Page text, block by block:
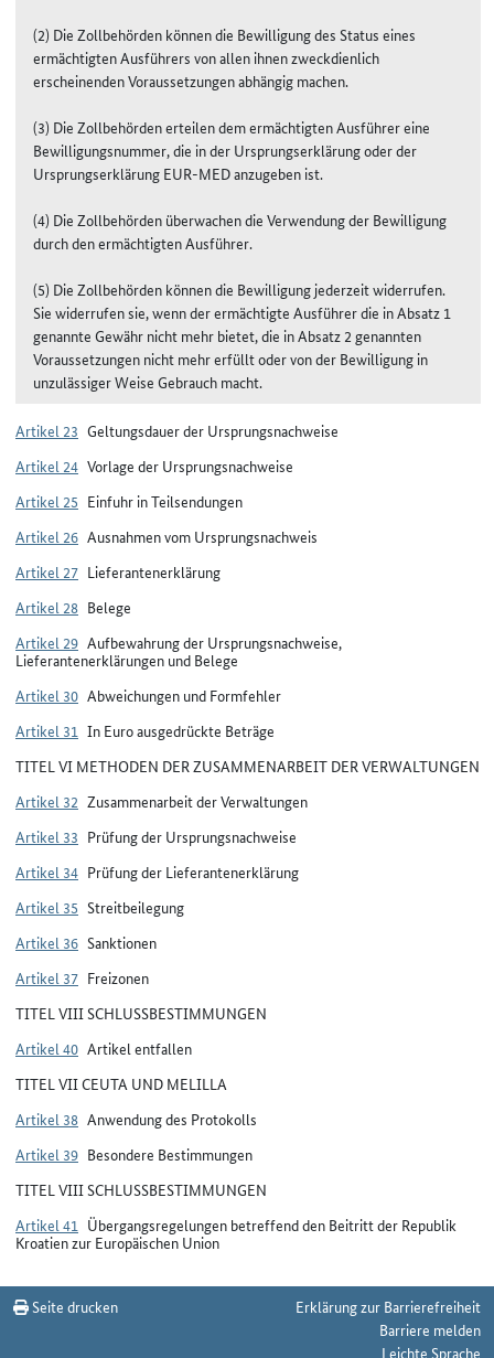
(2) Die Zollbehörden können die Bewilligung des Status eines
ermächtigten Ausführers von allen ihnen zweckdienlich
erscheinenden Voraussetzungen abhängig machen.
(3) Die Zollbehörden erteilen dem ermächtigten Ausführer eine
Bewilligungsnummer, die in der Ursprungserklärung oder der
Ursprungserklärung EUR-MED anzugeben ist.
(4) Die Zollbehörden überwachen die Verwendung der Bewilligung
durch den ermächtigten Ausführer.
(5) Die Zollbehörden können die Bewilligung jederzeit widerrufen.
Sie widerrufen sie, wenn der ermächtigte Ausführer die in Absatz 1
genannte Gewähr nicht mehr bietet, die in Absatz 2 genannten
Voraussetzungen nicht mehr erfüllt oder von der Bewilligung in
unzulässiger Weise Gebrauch macht.
Artikel 23 Geltungsdauer der Ursprungsnachweise
Artikel 24 Vorlage der Ursprungsnachweise
Artikel 25 Einfuhr in Teilsendungen
Artikel 26 Ausnahmen vom Ursprungsnachweis
Artikel 27 Lieferantenerklärung
Artikel 28 Belege
Artikel 29 Aufbewahrung der Ursprungsnachweise,
Lieferantenerklärungen und Belege
Artikel 30 Abweichungen und Formfehler
Artikel 31 In Euro ausgedrückte Beträge
TITEL VI METHODEN DER ZUSAMMENARBEIT DER VERWALTUNGEN
Artikel 32 Zusammenarbeit der Verwaltungen
Artikel 33 Prüfung der Ursprungsnachweise
Artikel 34 Prüfung der Lieferantenerklärung
Artikel 35 Streitbeilegung
Artikel 36 Sanktionen
Artikel 37 Freizonen
TITEL VIII SCHLUSSBESTIMMUNGEN
Artikel 40 Artikel entfallen
TITEL VII CEUTA UND MELILLA
Artikel 38 Anwendung des Protokolls
Artikel 39 Besondere Bestimmungen
TITEL VIII SCHLUSSBESTIMMUNGEN
Artikel 41 Übergangsregelungen betreffend den Beitritt der Republik
Kroatien zur Europäischen Union
Seite drucken
Erklärung zur Barrierefreiheit
Barriere melden
Leichte Sprache